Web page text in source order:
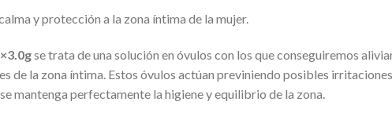
y protección a la zona íntima de la mujer.
se trata de una solución en óvulos con los que conseguiremos
de la zona íntima. Estos óvulos actúan previniendo posibles
mantenga perfectamente la higiene y equilibrio de la zona.